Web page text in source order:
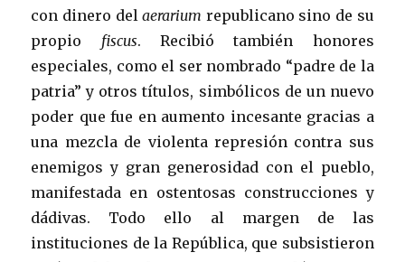
con dinero del aerarium republicano sino de su
propio fiscus. Recibió también honores
especiales, como el ser nombrado “padre de la
patria” y otros títulos, simbólicos de un nuevo
poder que fue en aumento incesante gracias a
una mezcla de violenta represión contra sus
enemigos y gran generosidad con el pueblo,
manifestada en ostentosas construcciones y
dádivas. Todo ello al margen de las
instituciones de la República, que subsistieron